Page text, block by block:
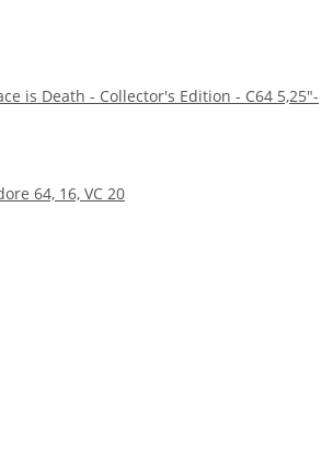
is Death - Collector's Edition - C64 5,25"-